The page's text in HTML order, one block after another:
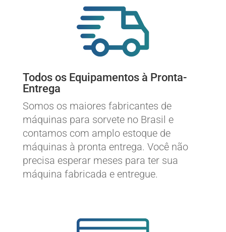
Todos os Equipamentos à Pronta-
Entrega
Somos os maiores fabricantes de
máquinas para sorvete no Brasil e
contamos com amplo estoque de
máquinas à pronta entrega. Você não
precisa esperar meses para ter sua
máquina fabricada e entregue.